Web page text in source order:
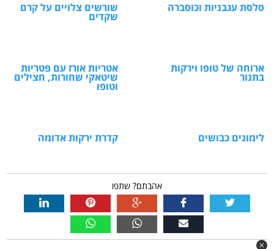
סלסת עגבניות וכוסברה שורשים צלויים על קרם
שקדים
ארוחה של טופו וירקות
בתנור
אטריות אורז עם פטריות
שיטאקי שחורות, חצילים
וטופו
לימונים כבושים קדרת ירקות אדומה
אהבתם? שתפו